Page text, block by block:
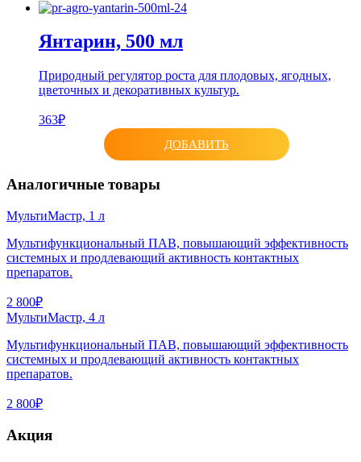
Янтарин, 500 мл
Природный регулятор роста для плодовых, ягодных,
цветочных и декоративных культур.
363₽
ДОБАВИТЬ
Аналогичные товары
МультиМастр, 1 л
Мультифункциональный ПАВ, повышающий эффективность
системных и продлевающий активность контактных
препаратов.
2 800₽
МультиМастр, 4 л
Мультифункциональный ПАВ, повышающий эффективность
системных и продлевающий активность контактных
препаратов.
2 800₽
Акция